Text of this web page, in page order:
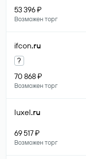
53 396 ₽
Возможен торг
ifcon.ru
?
70 868 ₽
Возможен торг
luxel.ru
69 517 ₽
Возможен торг